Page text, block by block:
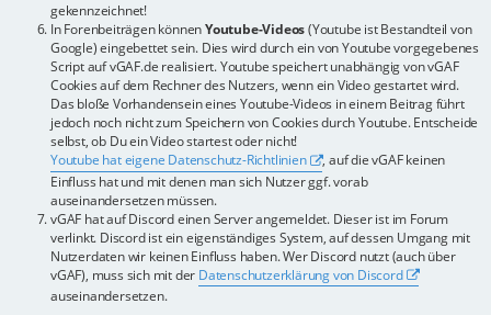
gekennzeichnet!
In Forenbeiträgen könnenYoutube-Videos(Youtube ist Bestandteil von
Google) eingebettet sein. Dies wird durch ein von Youtube vorgegebenes
Script auf vGAF.de realisiert. Youtube speichert unabhängig von vGAF
Cookies auf dem Rechner des Nutzers, wenn ein Video gestartet wird.
Das bloße Vorhandensein eines Youtube-Videos in einem Beitrag führt
jedoch noch nicht zum Speichern von Cookies durch Youtube. Entscheide
selbst, ob Du ein Video startest oder nicht!
Youtube hat eigene Datenschutz-Richtlinien
, auf die vGAF keinen
Einfluss hat und mit denen man sich Nutzer ggf. vorab
auseinandersetzen müssen.
vGAF hat auf Discord einen Server angemeldet. Dieser ist im Forum
verlinkt. Discord ist ein eigenständiges System, auf dessen Umgang mit
Nutzerdaten wir keinen Einfluss haben. Wer Discord nutzt (auch über
vGAF), muss sich mit der Datenschutzerklärung von Discord
auseinandersetzen.